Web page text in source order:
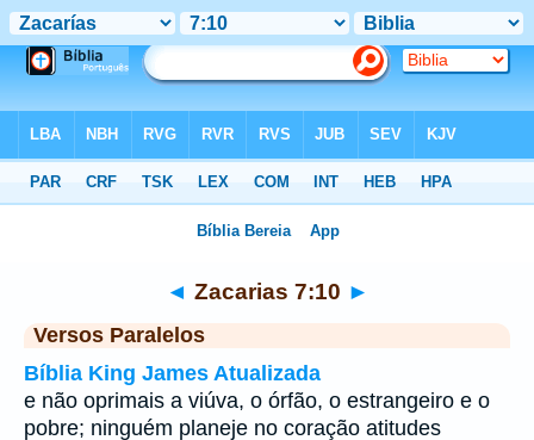
◄ Zacarias 7:10 ►
Versos Paralelos
Bíblia King James Atualizada
e não oprimais a viúva, o órfão, o estrangeiro e o
pobre; ninguém planeje no coração atitudes